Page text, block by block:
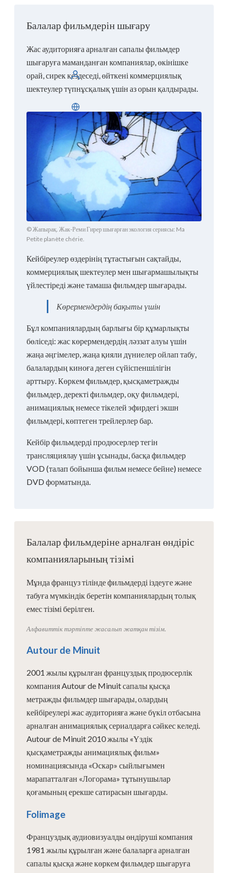
Жүйеге кіріңіз
Балалар фильмдерін шығару
Жас аудиторияға арналған сапалы фильмдер
шығаруға маманданған компаниялар, өкінішке
орай, сирек кездеседі, өйткені коммерциялық
шектеулер түпнұсқалық үшін аз орын қалдырады.
© Жапырақ. Жак-Реми Гирер шығарған экология сериясы: Ma
Petite planète chérie.
Кейбіреулер өздерінің тұтастығын сақтайды,
коммерциялық шектеулер мен шығармашылықты
үйлестіреді және тамаша фильмдер шығарады.
Көрермендердің бақыты үшін
Бұл компаниялардың барлығы бір құмарлықты
бөліседі: жас көрермендердің ләззат алуы үшін
жаңа әңгімелер, жаңа қияли дүниелер ойлап табу,
балалардың киноға деген сүйіспеншілігін
арттыру. Көркем фильмдер, қысқаметражды
фильмдер, деректі фильмдер, оқу фильмдері,
анимациялық немесе тікелей эфирдегі экшн
фильмдері, көптеген трейлерлер бар.
Кейбір фильмдерді продюсерлер тегін
трансляциялау үшін ұсынады, басқа фильмдер
VOD (талап бойынша фильм немесе бейне) немесе
DVD форматында.
Балалар фильмдеріне арналған өндіріс
компанияларының тізімі
Мұнда француз тілінде фильмдерді іздеуге және
табуға мүмкіндік беретін компаниялардың толық
емес тізімі берілген.
Алфавиттік тәртіпте жасалып жатқан тізім.
Autour de Minuit
2001 жылы құрылған француздық продюсерлік
компания Autour de Minuit сапалы қысқа
метражды фильмдер шығарады, олардың
кейбіреулері жас аудиторияға және бүкіл отбасына
арналған анимациялық сериалдарға сәйкес келеді.
Autour de Minuit 2010 жылы «Үздік
қысқаметражды анимациялық фильм»
номинациясында «Оскар» сыйлығымен
марапатталған «Логорама» тұтынушылар
қоғамының ерекше сатирасын шығарды.
Folimage
Француздық аудиовизуалды өндіруші компания
1981 жылы құрылған және балаларға арналған
сапалы қысқа және көркем фильмдер шығаруға